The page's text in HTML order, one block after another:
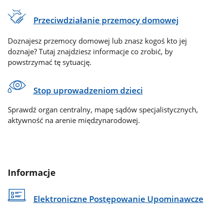
Przeciwdziałanie przemocy domowej
Doznajesz przemocy domowej lub znasz kogoś kto jej
doznaje? Tutaj znajdziesz informacje co zrobić, by
powstrzymać tę sytuację.
Stop uprowadzeniom dzieci
Sprawdź organ centralny, mapę sądów specjalistycznych,
aktywność na arenie międzynarodowej.
Informacje
Elektroniczne Postępowanie Upominawcze